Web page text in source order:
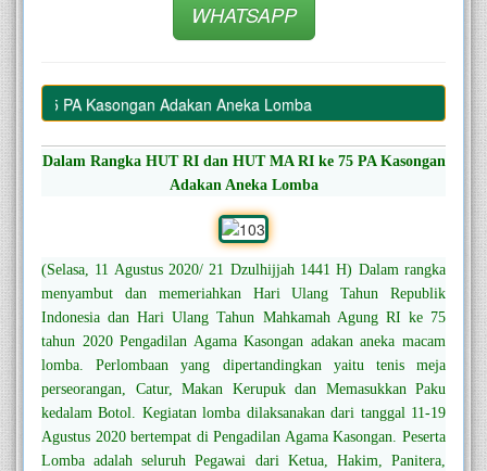
WHATSAPP
75 PA Kasongan Adakan Aneka Lomba
Dalam Rangka HUT RI dan HUT MA RI ke 75 PA Kasongan
Adakan Aneka Lomba
(Selasa, 11 Agustus 2020/ 21 Dzulhijjah 1441 H) Dalam rangka
menyambut dan memeriahkan Hari Ulang Tahun Republik
Indonesia dan Hari Ulang Tahun Mahkamah Agung RI ke 75
tahun 2020 Pengadilan Agama Kasongan adakan aneka macam
lomba. Perlombaan yang dipertandingkan yaitu tenis meja
perseorangan, Catur, Makan Kerupuk dan Memasukkan Paku
kedalam Botol. Kegiatan lomba dilaksanakan dari tanggal 11-19
Agustus 2020 bertempat di Pengadilan Agama Kasongan. Peserta
Lomba adalah seluruh Pegawai dari Ketua, Hakim, Panitera,